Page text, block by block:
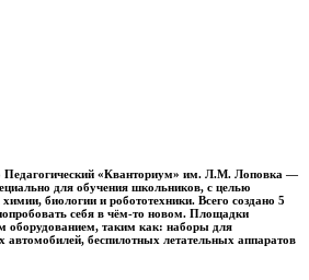
Педагогический «Кванториум» им. Л.М. Лоповка —
для обучения школьников, с целью
биологии и робототехники. Всего создано 5
себя в чём-то новом. Площадки
таким как: наборы для
автомобилей, беспилотных летательных аппаратов